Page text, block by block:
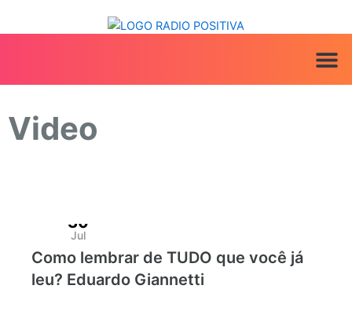
Video
30
Jul
Como lembrar de TUDO que você já
leu? Eduardo Giannetti